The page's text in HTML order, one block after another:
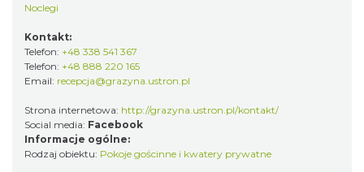
Noclegi
Kontakt:
Telefon: +48 338 541 367
Telefon: +48 888 220 165
Email: recepcja@grazyna.ustron.pl
Strona internetowa: http://grazyna.ustron.pl/kontakt/
Social media: Facebook
Informacje ogólne:
Rodzaj obiektu: Pokoje gościnne i kwatery prywatne